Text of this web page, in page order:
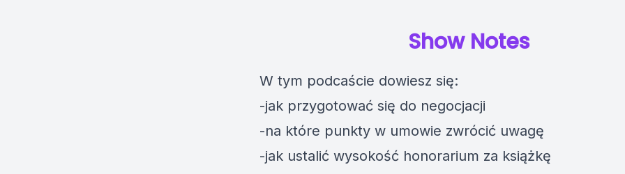
Show Notes
W tym podcaście dowiesz się:
-jak przygotować się do negocjacji
-na które punkty w umowie zwrócić uwagę
-jak ustalić wysokość honorarium za książkę